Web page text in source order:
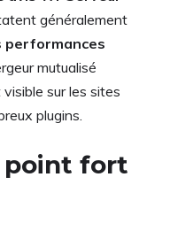
généralement
performances
mutualisé
sur les sites
plugins.
point fort